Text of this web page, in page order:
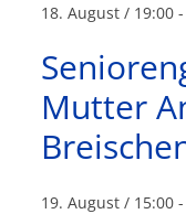
18. August / 19:00 -
Mutter
19. August / 15:00 -